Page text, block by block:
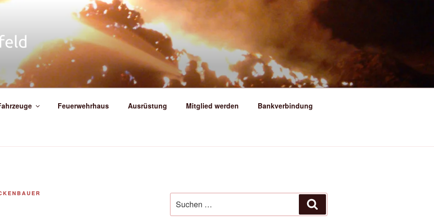
FEUERWEHR WEITERSFELD
Feuerwehrhaus Ausrüstung Mitglied werden Bankverbindung
nach: